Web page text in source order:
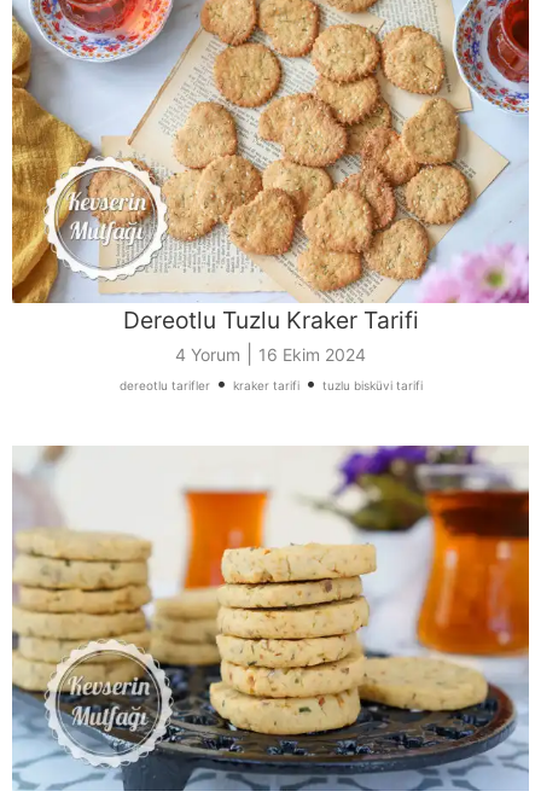
Dereotlu Tuzlu Kraker Tarifi
4 Yorum 16 Ekim 2024
dereotlu tarifler• kraker tarifi• tuzlu bisküvi tarifi